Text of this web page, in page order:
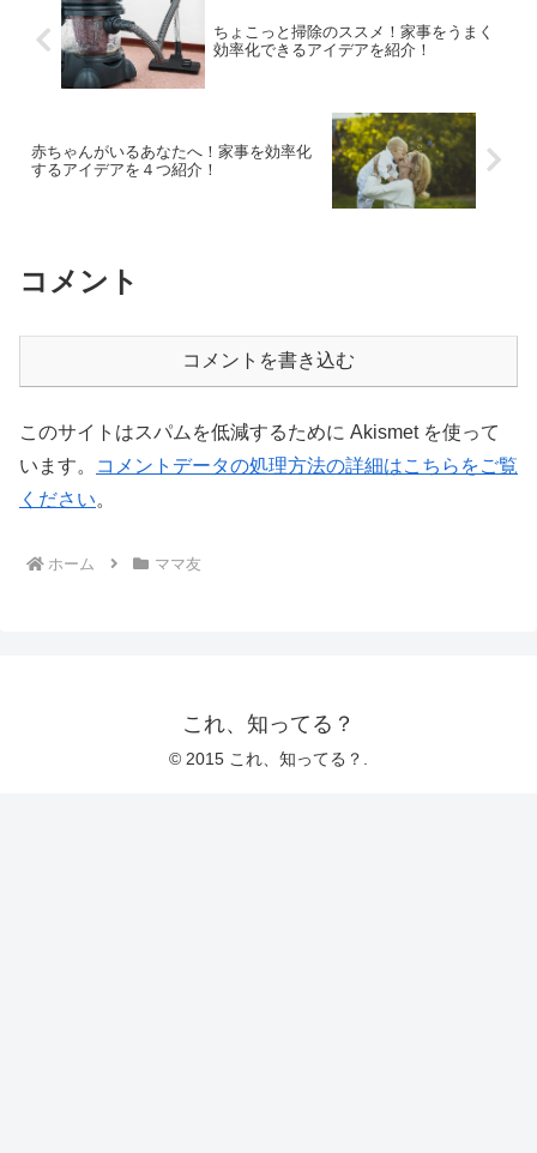
ちょこっと掃除のススメ！家事をうまく
効率化できるアイデアを紹介！
赤ちゃんがいるあなたへ！家事を効率化
するアイデアを４つ紹介！
コメント
コメントを書き込む
このサイトはスパムを低減するために Akismet を使って
います。
コメントデータの処理方法の詳細はこちらをご覧
ください。
ホーム ママ友
これ、知ってる？
© 2015 これ、知ってる？.